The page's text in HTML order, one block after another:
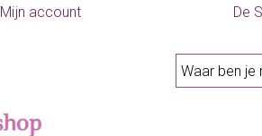
Mijn account
De